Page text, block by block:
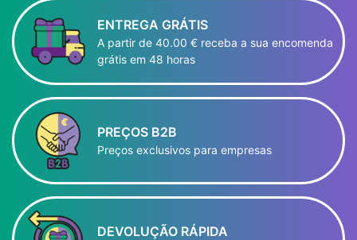
ENTREGA GRÁTIS
A partir de 40.00 € receba a sua encomenda
grátis em 48 horas
PREÇOS B2B
Preços exclusivos para empresas
DEVOLUÇÃO RÁPIDA